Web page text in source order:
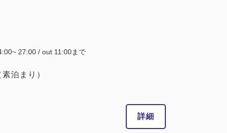
27:00 / out 11:00まで
泊まり）
詳細